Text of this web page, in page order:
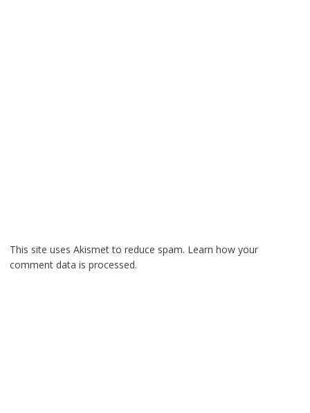
This site uses Akismet to reduce spam. Learn how your
comment data is processed.